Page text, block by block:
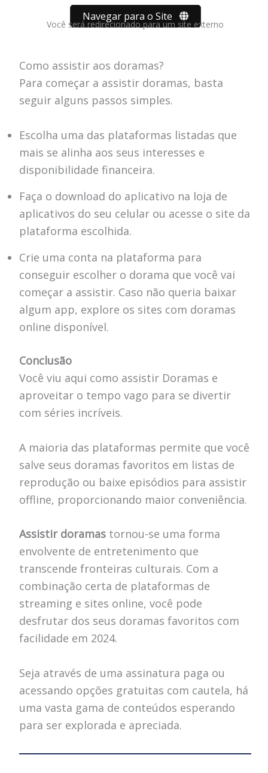
Navegar para o Site
Você será redirecionado para um site externo
Como assistir aos doramas?
Para começar a assistir doramas, basta
seguir alguns passos simples.
Escolha uma das plataformas listadas que
mais se alinha aos seus interesses e
disponibilidade financeira.
Faça o download do aplicativo na loja de
aplicativos do seu celular ou acesse o site da
plataforma escolhida.
Crie uma conta na plataforma para
conseguir escolher o dorama que você vai
começar a assistir. Caso não queria baixar
algum app, explore os sites com doramas
online disponível.
Conclusão
Você viu aqui como assistir Doramas e
aproveitar o tempo vago para se divertir
com séries incríveis.
A maioria das plataformas permite que você
salve seus doramas favoritos em listas de
reprodução ou baixe episódios para assistir
offline, proporcionando maior conveniência.
Assistir doramastornou-se uma forma
envolvente de entretenimento que
transcende fronteiras culturais. Com a
combinação certa de plataformas de
streaming e sites online, você pode
desfrutar dos seus doramas favoritos com
facilidade em 2024.
Seja através de uma assinatura paga ou
acessando opções gratuitas com cautela, há
uma vasta gama de conteúdos esperando
para ser explorada e apreciada.